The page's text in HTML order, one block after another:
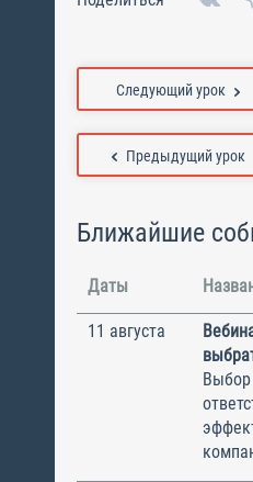
Предыдущий урок
Следующий урок
Ближайшие
Даты
11 августа